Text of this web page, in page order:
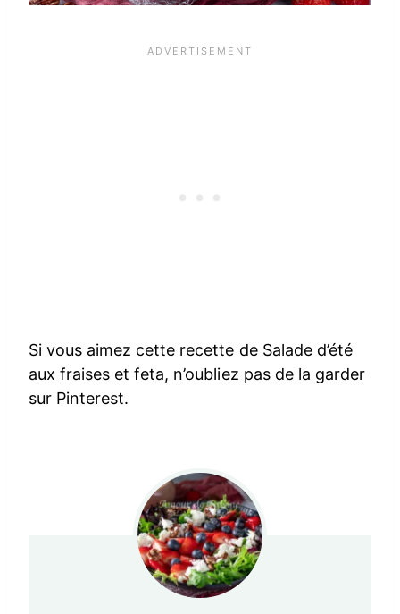
Si vous aimez cette recette de Salade d’été
aux fraises et feta, n’oubliez pas de la garder
sur Pinterest.